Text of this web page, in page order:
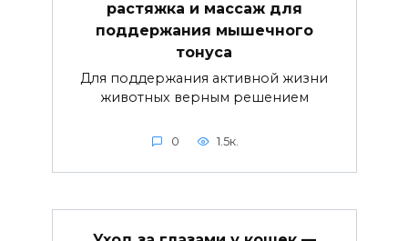
растяжка и массаж для
поддержания мышечного
тонуса
Для поддержания активной жизни
животных верным решением
0 1.5к.